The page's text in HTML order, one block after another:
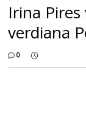
Irina Pires
verdiana
0